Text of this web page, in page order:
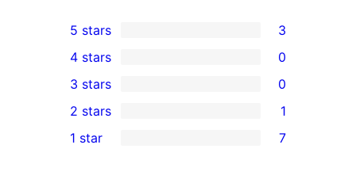
3
5-
star
reviews
5 stars 3
4-
star
reviews
4 stars 0
0
3-
star
3 stars 0
2-
2 stars 1
1 star 7